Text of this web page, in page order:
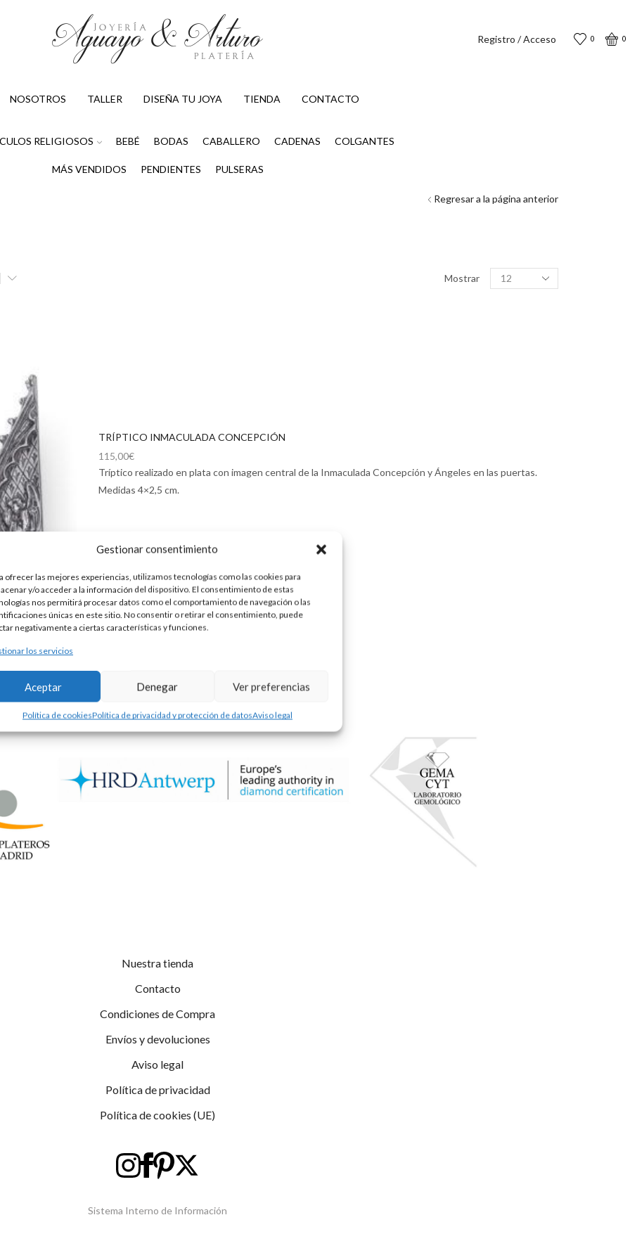
Gestionar consentimiento
ofrecer las mejores experiencias, utilizamos tecnologías como las cookies para
y/o acceder a la información del dispositivo. El consentimiento de estas
nos permitirá procesar datos como el comportamiento de navegación o las
únicas en este sitio. No consentir o retirar el consentimiento, puede
negativamente a ciertas características y funciones.
los servicios
Aceptar Denegar Ver preferencias
Política de cookiesPolítica de privacidad y protección de datosAviso legal
Registro / Acceso 0 0
NOSOTROS TALLER DISEÑA TU JOYA TIENDA CONTACTO
RELIGIOSOS BEBÉ BODAS CABALLERO CADENAS COLGANTES
MÁS VENDIDOS PENDIENTES PULSERAS
Regresar a la página anterior
Mostrar
Productos
por
TRÍPTICO INMACULADA CONCEPCIÓN
115,00€
Tríptico realizado en plata con imagen central de la Inmaculada Concepción y Ángeles en las puertas.
Medidas 4×2,5 cm.
Nuestra tienda
Contacto
Condiciones de Compra
Envíos y devoluciones
Aviso legal
Política de privacidad
Política de cookies (UE)
Sistema Interno de Información